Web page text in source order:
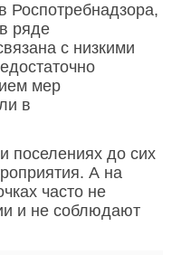
Роспотребнадзора,
ряде
с низкими
мер
в
поселениях до сих
А на
часто не
и не соблюдают